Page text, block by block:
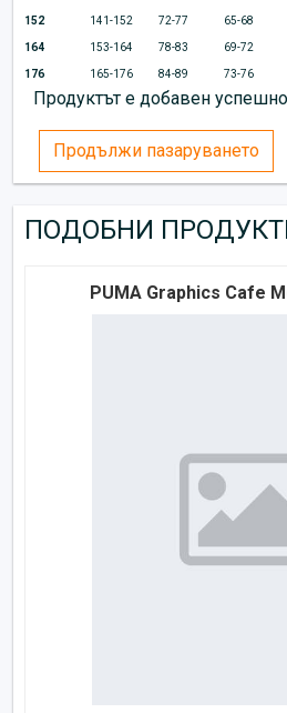
152 141-152 72-77 65-68
164 153-164 78-83 69-72
176 165-176 84-89 73-76
Продуктът е добавен
Продължи пазаруването
ПОДОБНИ
PUMA Graphics Cafe